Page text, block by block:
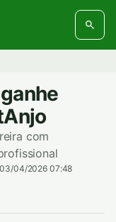
com
04/2026 07:48